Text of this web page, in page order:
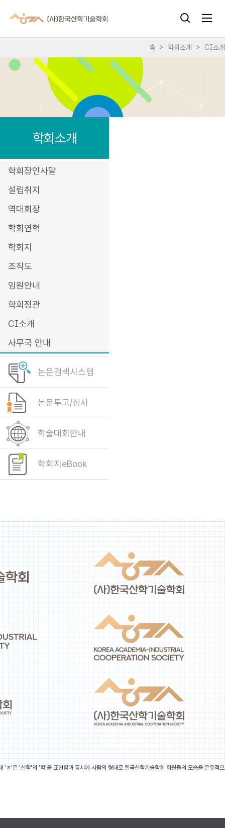
홈 > 학회소개 > CI소개
학회소개
학회장인사말
설립취지
역대회장
학회연혁
학회지
조직도
임원안내
학회정관
CI소개
사무국 안내
논문검색시스템
논문투고/심사
학술대회안내
학회지eBook
'은 '산학'의 '학'을 표현함과 동시에 사람의 형태로 한국산학기술학회 회원들의 모습을 은유적으